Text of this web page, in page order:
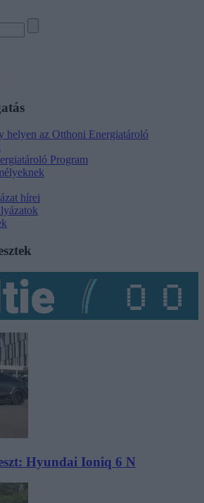
helyen az Otthoni Energiatároló
Program
hírei
Hyundai Ioniq 6 N